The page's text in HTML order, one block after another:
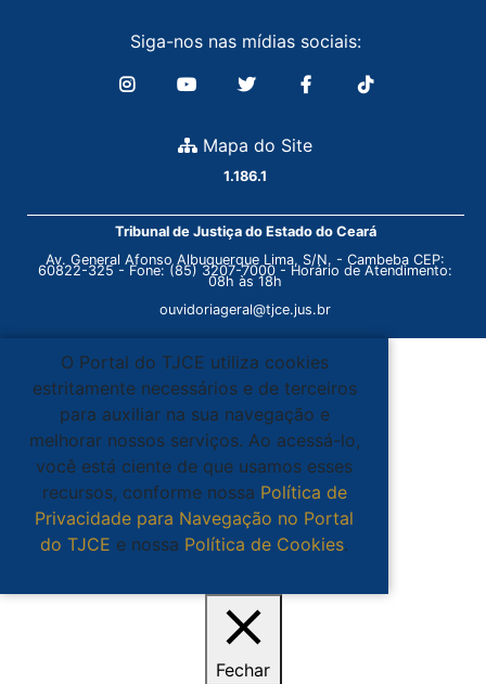
Siga-nos nas mídias sociais:
Mapa do Site
1.186.1
Tribunal de Justiça do Estado do Ceará
Av. General Afonso Albuquerque Lima, S/N. - Cambeba CEP:
60822-325 - Fone: (85) 3207-7000 - Horário de Atendimento:
08h às 18h
ouvidoriageral@tjce.jus.br
O Portal do TJCE utiliza cookies
estritamente necessários e de terceiros
para auxiliar na sua navegação e
melhorar nossos serviços. Ao acessá-lo,
você está ciente de que usamos esses
recursos, conforme nossa Política de
Privacidade para Navegação no Portal
do TJCE e nossa Política de Cookies.
Fechar